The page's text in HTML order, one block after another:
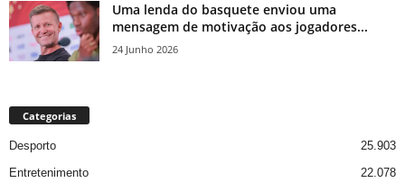
Uma lenda do basquete enviou uma
mensagem de motivação aos jogadores...
24 Junho 2026
Categorias
Desporto
25.903
Entretenimento
22.078